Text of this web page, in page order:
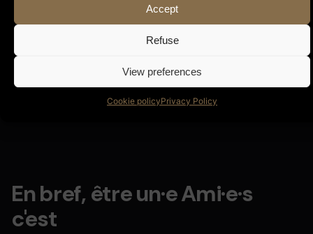
Accept
Refuse
View preferences
Cookie policyPrivacy Policy
En bref, être un·e Ami·e·s
c'est